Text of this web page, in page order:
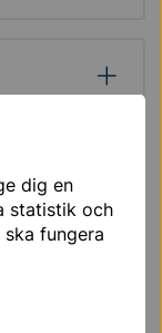
dig en
statistik och
fungera